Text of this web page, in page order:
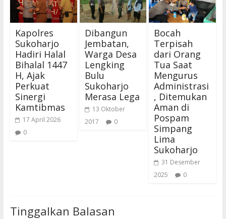
Kapolres
Sukoharjo
Hadiri Halal
Bihalal 1447
H, Ajak
Perkuat
Sinergi
Kamtibmas
17 April 2026
0
Dibangun
Jembatan,
Warga Desa
Lengking
Bulu
Sukoharjo
Merasa Lega
13 Oktober
2017
0
Bocah
Terpisah
dari Orang
Tua Saat
Mengurus
Administrasi
, Ditemukan
Aman di
Pospam
Simpang
Lima
Sukoharjo
31 Desember
2025
0
Tinggalkan Balasan